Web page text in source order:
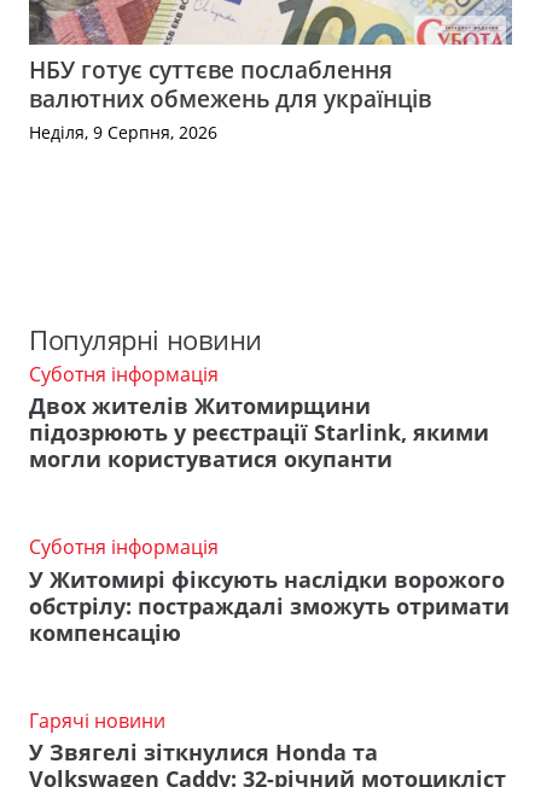
НБУ готує суттєве послаблення
валютних обмежень для українців
Неділя, 9 Серпня, 2026
Популярні новини
Суботня інформація
Двох жителів Житомирщини
підозрюють у реєстрації Starlink, якими
могли користуватися окупанти
Суботня інформація
У Житомирі фіксують наслідки ворожого
обстрілу: постраждалі зможуть отримати
компенсацію
Гарячі новини
У Звягелі зіткнулися Honda та
Volkswagen Caddy: 32-річний мотоцикліст